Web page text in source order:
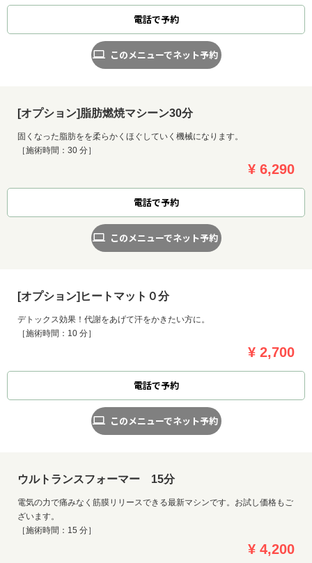
電話で予約
このメニューでネット予約
[オプション]脂肪燃焼マシーン30分
固くなった脂肪をを柔らかくほぐしていく機械になります。
［施術時間：30 分］
¥ 6,290
電話で予約
このメニューでネット予約
[オプション]ヒートマット０分
デトックス効果！代謝をあげて汗をかきたい方に。
［施術時間：10 分］
¥ 2,700
電話で予約
このメニューでネット予約
ウルトランスフォーマー 15分
電気の力で痛みなく筋膜リリースできる最新マシンです。お試し価格もご
ざいます。
［施術時間：15 分］
¥ 4,200